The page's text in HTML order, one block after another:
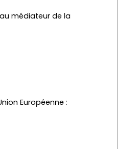
médiateur de la
Européenne :